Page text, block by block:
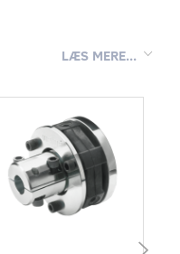
LÆS MERE...